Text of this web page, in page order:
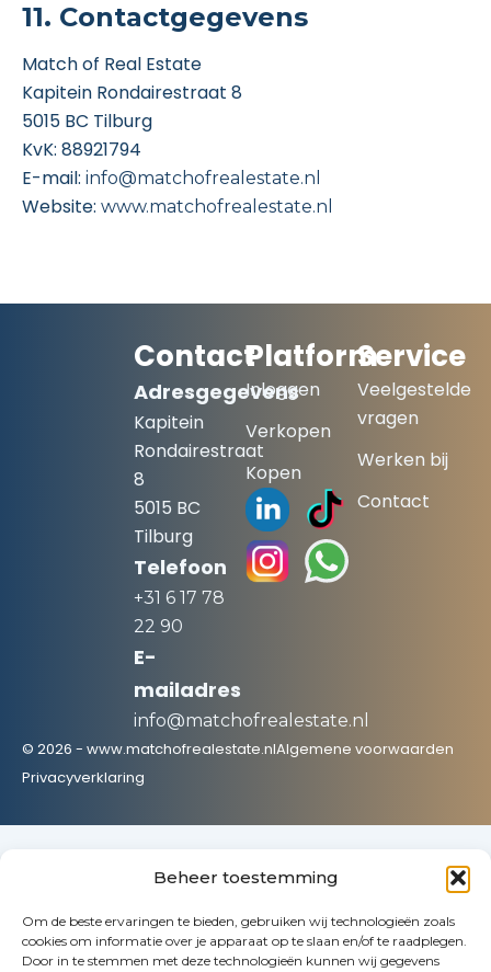
Beheer toestemming
Om de beste ervaringen te bieden, gebruiken wij technologieën zoals
cookies om informatie over je apparaat op te slaan en/of te raadplegen.
Door in te stemmen met deze technologieën kunnen wij gegevens
11. Contactgegevens
Match of Real Estate
Kapitein Rondairestraat 8
5015 BC Tilburg
KvK: 88921794
E-mail: info@matchofrealestate.nl
Website: www.matchofrealestate.nl
Contact
Adresgegevens
Kapitein
Rondairestraat
8
5015 BC
Tilburg
Telefoon
+31 6 17 78
22 90
E-
mailadres
info@matchofrealestate.nl
Platform
Inloggen
Verkopen
Kopen
Service
Veelgestelde
vragen
Werken bij
Contact
© 2026 - www.matchofrealestate.nlAlgemene voorwaarden
Privacyverklaring
Vastgoed verkopen
Verhuurde woning verkopen
Bedrijfshal of loods verkopen